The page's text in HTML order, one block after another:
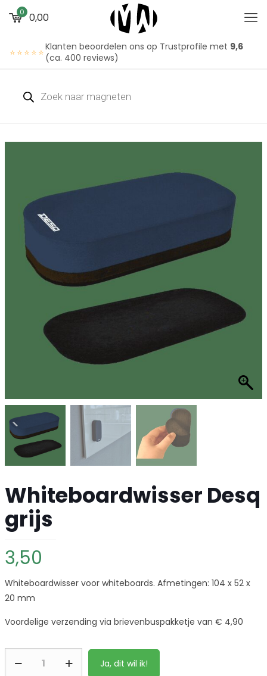
0 0,00
⭐⭐⭐⭐⭐Klanten beoordelen ons op Trustprofile met 9,6
(ca. 400 reviews)
Whiteboardwisser Desq
grijs
3,50
Whiteboardwisser voor whiteboards. Afmetingen: 104 x 52 x
20 mm
Voordelige verzending via brievenbuspakketje van € 4,90
Ja, dit wil ik!